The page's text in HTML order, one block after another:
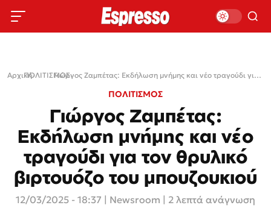
Αρχική›
ΠΟΛΙΤΙΣΜΟΣ› Γιώργος Ζαμπέτας: Εκδήλωση μνήμης και νέο τραγούδι για τον θρυλικό βιρτουόζο του μπουζουκιού
ΠΟΛΙΤΙΣΜΟΣ
Γιώργος Ζαμπέτας:
Εκδήλωση μνήμης και νέο
τραγούδι για τον θρυλικό
βιρτουόζο του μπουζουκιού
12/03/2025 - 18:37 Newsroom | 2 λεπτά ανάγνωση